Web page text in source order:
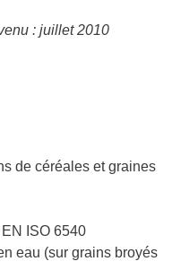
: juillet 2010
de céréales et graines
ISO 6540
eau (sur grains broyés